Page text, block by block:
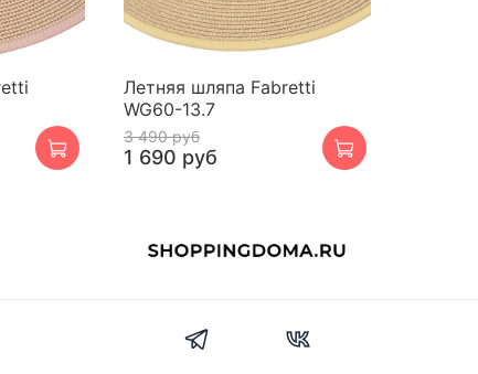
Летняя шляпа Fabretti
WG60-13.7
3 490 руб
1 690 руб